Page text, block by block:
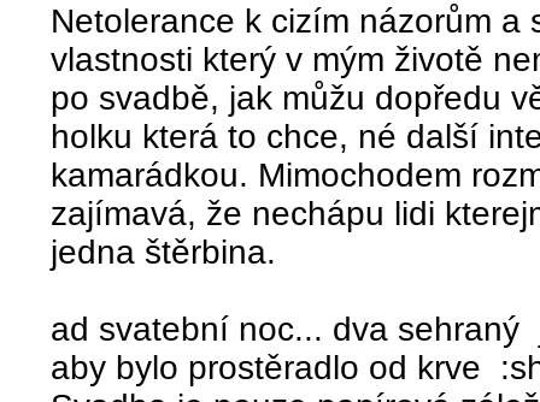
Netolerance k cizím názorům a
vlastnosti který v mým životě
po svadbě, jak můžu dopředu
holku která to chce, né další
kamarádkou. Mimochodem
zajímavá, že nechápu lidi
jedna štěrbina.
ad svatební noc... dva
aby bylo prostěradlo od krve